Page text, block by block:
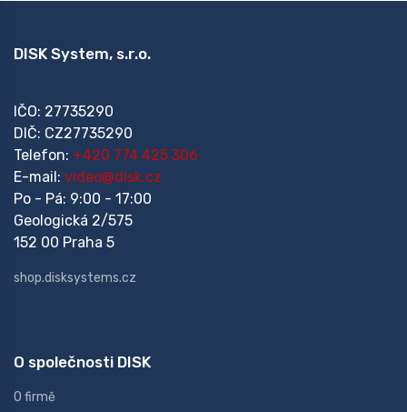
DISK System, s.r.o.
IČO: 27735290
DIČ: CZ27735290
Telefon: +420 774 425 306
E-mail: video@disk.cz
Po - Pá: 9:00 - 17:00
Geologická 2/575
152 00 Praha 5
shop.disksystems.cz
O společnosti DISK
O firmě